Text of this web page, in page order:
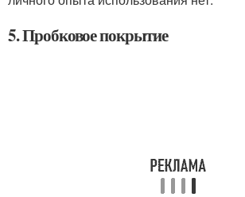
5. Пробковое покрытие